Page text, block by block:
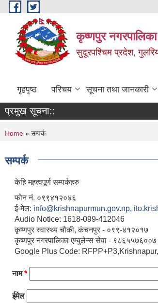
Skip to main content
कृष्णपुर नगरपालिका
सुदूरपश्चिम प्रदेश,
गृहपृष्ठ परिचय सूचना तथा जानकारी
प्रमुख सूचना::
You are here
Home » सम्पर्क
सम्पर्क
केहि महत्वपूर्ण सम्पर्कहरु
फोन नं. ०९९४१२०४६
ई-मेल: info@krishnapurmun.gov.np,
Audio Notice: 1618-099-412046
कृष्णपुर स्वास्थ्य चौकी, कंचनपुर - ०९९-४१२०१७
कृष्णपुर नगरपालिका एम्बुलेन्स सेवा - ९८६५५७६००७
Google Plus Code:
नाम*
ईमेल